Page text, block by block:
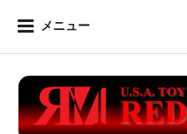
メニュー